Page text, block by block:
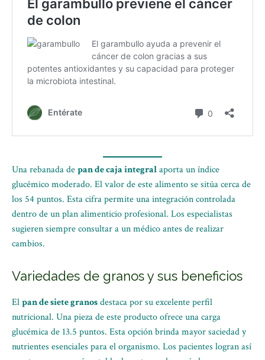
Una rebanada depan de caja integralaporta un índice
glucémico moderado. El valor de este alimento se sitúa cerca de
los 54 puntos. Esta cifra permite una integración controlada
dentro de un plan alimenticio profesional. Los especialistas
sugieren siempre consultar a un médico antes de realizar
cambios.
Variedades de granos y sus beneficios
Elpan de siete granosdestaca por su excelente perfil
nutricional. Una pieza de este producto ofrece una carga
glucémica de 13.5 puntos. Esta opción brinda mayor saciedad y
nutrientes esenciales para el organismo. Los pacientes logran así